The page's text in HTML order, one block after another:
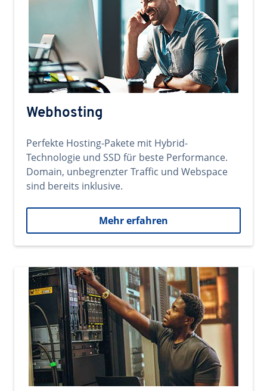
Webhosting
Perfekte Hosting-Pakete mit Hybrid-
Technologie und SSD für beste Performance.
Domain, unbegrenzter Traffic und Webspace
sind bereits inklusive.
Mehr erfahren